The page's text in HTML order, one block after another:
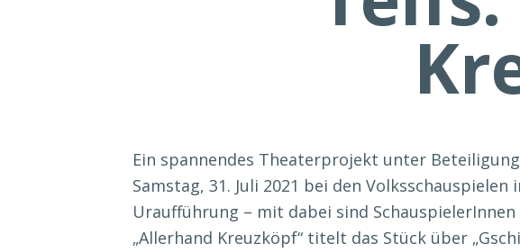
Ein spannendes Theaterprojekt unter
Samstag, 31. Juli 2021 bei den
Uraufführung – mit dabei sind
„Allerhand Kreuzköpf“ titelt das Stück über